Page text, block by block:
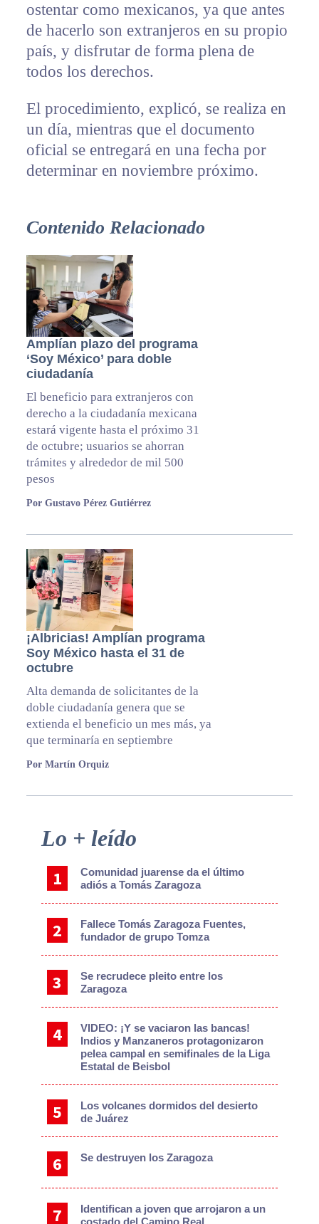
ostentar como mexicanos, ya que antes
de hacerlo son extranjeros en su propio
país, y disfrutar de forma plena de
todos los derechos.
El procedimiento, explicó, se realiza en
un día, mientras que el documento
oficial se entregará en una fecha por
determinar en noviembre próximo.
Contenido Relacionado
Amplían plazo del programa
‘Soy México’ para doble
ciudadanía
El beneficio para extranjeros con
derecho a la ciudadanía mexicana
estará vigente hasta el próximo 31
de octubre; usuarios se ahorran
trámites y alrededor de mil 500
pesos
Por Gustavo Pérez Gutiérrez
¡Albricias! Amplían programa
Soy México hasta el 31 de
octubre
Alta demanda de solicitantes de la
doble ciudadanía genera que se
extienda el beneficio un mes más, ya
que terminaría en septiembre
Por Martín Orquiz
Primary
Lo + leído
Comunidad juarense da el último
adiós a Tomás Zaragoza
Fallece Tomás Zaragoza Fuentes,
fundador de grupo Tomza
Se recrudece pleito entre los
Zaragoza
VIDEO: ¡Y se vaciaron las bancas!
Indios y Manzaneros protagonizaron
pelea campal en semifinales de la Liga
Estatal de Beisbol
Los volcanes dormidos del desierto
de Juárez
Se destruyen los Zaragoza
Identifican a joven que arrojaron a un